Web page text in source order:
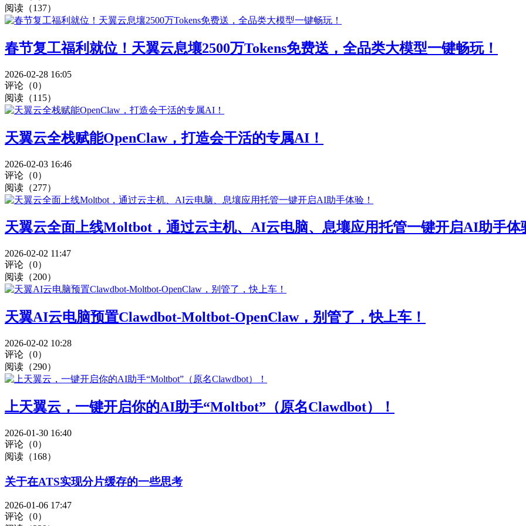
阅读（137）
春节复工福利就位！天翼云息壤2500万Tokens免费送，全品类大模型一键畅玩！
2026-02-28 16:05
评论（0）
阅读（115）
天翼云全栈赋能OpenClaw，打造会干活的专属AI！
2026-02-03 16:46
评论（0）
阅读（277）
天翼云全面上线Moltbot，通过云主机、AI云电脑、息壤应用托管一键开启AI助手体
2026-02-02 11:47
评论（0）
阅读（200）
天翼AI云电脑预置Clawdbot-Moltbot-OpenClaw，别管了，快上车！
2026-02-02 10:28
评论（0）
阅读（290）
上天翼云，一键开启你的AI助手“Moltbot”（原名Clawdbot）！
2026-01-30 16:40
评论（0）
阅读（168）
关于在ATS实现分片缓存的一些思考
2026-01-06 17:47
评论（0）